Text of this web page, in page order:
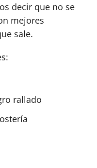
decir que no se
mejores
sale.
rallado